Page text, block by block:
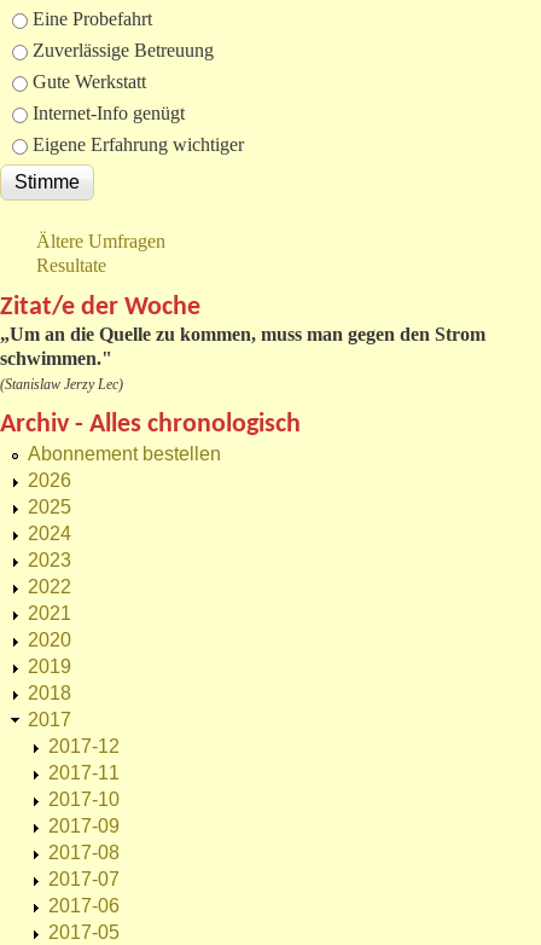
Eine Probefahrt
Zuverlässige Betreuung
Gute Werkstatt
Internet-Info genügt
Eigene Erfahrung wichtiger
Ältere Umfragen
Resultate
Zitat/e der Woche
„Um an die Quelle zu kommen, muss man gegen den Strom
schwimmen."
(Stanislaw Jerzy Lec)
Archiv - Alles chronologisch
Abonnement bestellen
2026
2025
2024
2023
2022
2021
2020
2019
2018
2017
2017-12
2017-11
2017-10
2017-09
2017-08
2017-07
2017-06
2017-05